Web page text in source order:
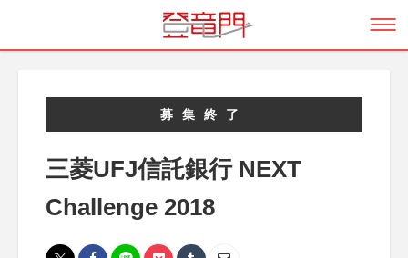
募集終了
三菱UFJ信託銀行 NEXT
Challenge 2018